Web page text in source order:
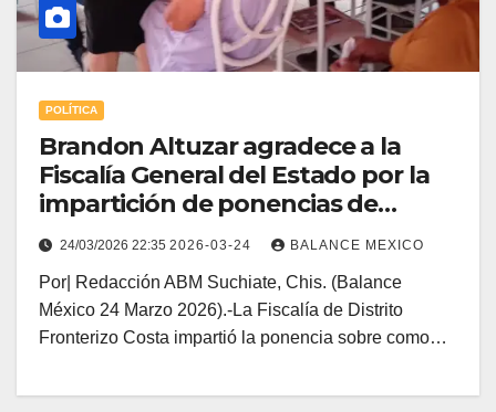
POLÍTICA
Brandon Altuzar agradece a la
Fiscalía General del Estado por la
impartición de ponencias de
prevención en los delitos de
extorsión.
24/03/2026 22:35 2026-03-24 BALANCE MEXICO
Por| Redacción ABM Suchiate, Chis. (Balance
México 24 Marzo 2026).-La Fiscalía de Distrito
Fronterizo Costa impartió la ponencia sobre como…